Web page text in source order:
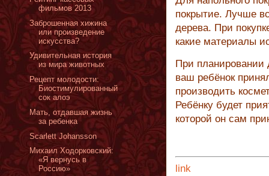
покрытие. Лучше
дерева. При
какие материалы
При планировании
ваш ребёнок
производить
Ребёнку будет
которой он сам
link
фильмов 2013
Заброшенная хижина
или произведение
искусства?
Удивительная история
из мира животных
Рецепт молодости:
Биостимулированный
сок алоэ
Мать, отдавшая жизнь
за ребенка
Scarlett Johansson
Михаил Ходорковский:
«Я вернусь в
Россию»